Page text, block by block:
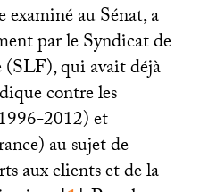
au Sénat, a
par le Syndicat de
(SLF), qui avait déjà
contre les
2012) et
au sujet de
aux clients et de la